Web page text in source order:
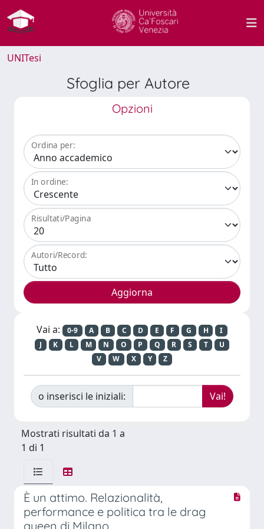
UNITesi
Sfoglia per Autore
Opzioni
Ordina per:
In ordine:
Risultati/Pagina
Autori/Record:
Vai a: 0-9 A B C D E F G H
I
J
K L M N O P Q R S T
U
V
W X Y Z
o inserisci le iniziali:
Mostrati risultati da 1 a
1 di 1
È un attimo. Relazionalità,
performance e politica tra le drag
queen di Milano.